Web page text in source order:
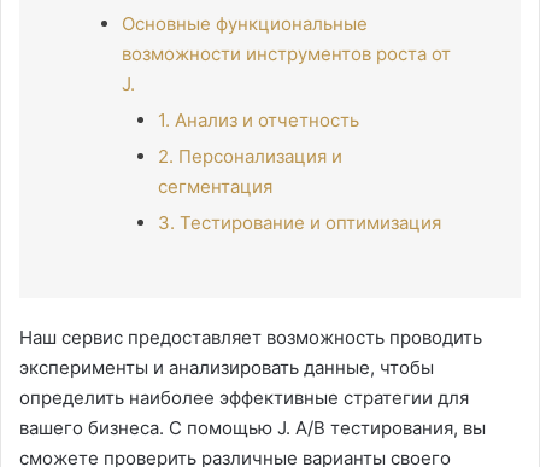
Основные функциональные
возможности инструментов роста от
J.
1. Анализ и отчетность
2. Персонализация и
сегментация
3. Тестирование и оптимизация
Наш сервис предоставляет возможность проводить
эксперименты и анализировать данные, чтобы
определить наиболее эффективные стратегии для
вашего бизнеса. С помощью J. A/B тестирования, вы
сможете проверить различные варианты своего